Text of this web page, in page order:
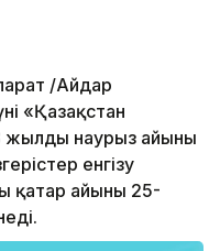
/Айдар
«Қазақстан
жылдың наурыз айының
енгізу
қаңтар айының 25-